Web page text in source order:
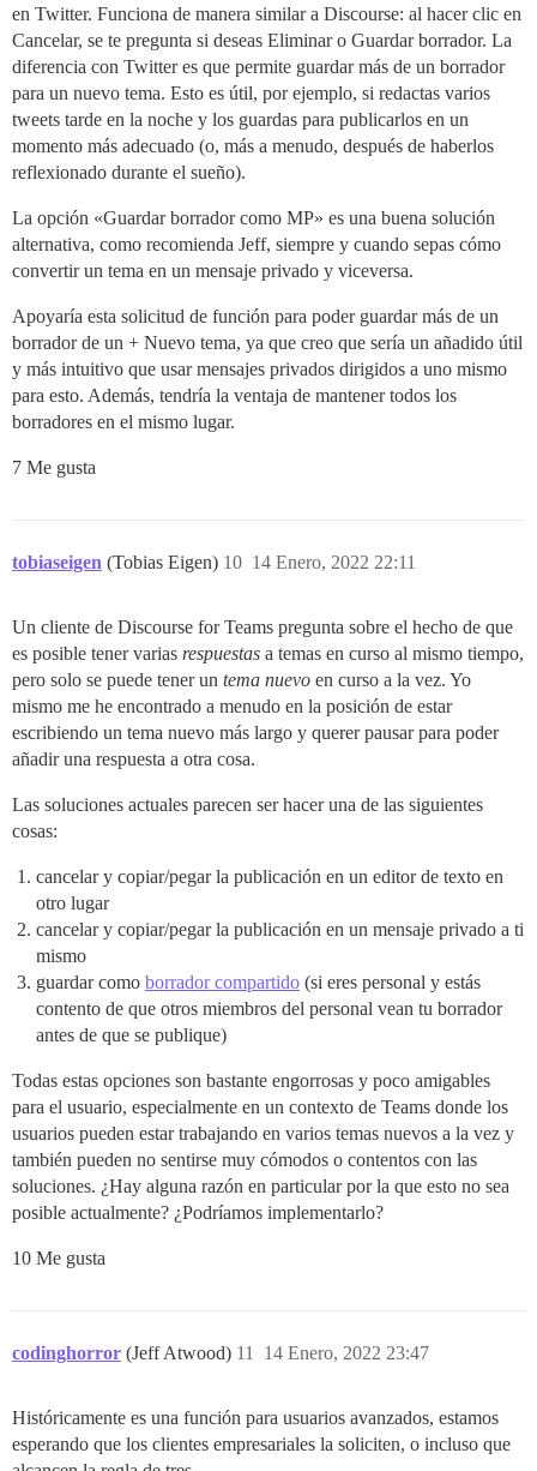
en Twitter. Funciona de manera similar a Discourse: al hacer clic en
Cancelar, se te pregunta si deseas Eliminar o Guardar borrador. La
diferencia con Twitter es que permite guardar más de un borrador
para un nuevo tema. Esto es útil, por ejemplo, si redactas varios
tweets tarde en la noche y los guardas para publicarlos en un
momento más adecuado (o, más a menudo, después de haberlos
reflexionado durante el sueño).
La opción «Guardar borrador como MP» es una buena solución
alternativa, como recomienda Jeff, siempre y cuando sepas cómo
convertir un tema en un mensaje privado y viceversa.
Apoyaría esta solicitud de función para poder guardar más de un
borrador de un + Nuevo tema, ya que creo que sería un añadido útil
y más intuitivo que usar mensajes privados dirigidos a uno mismo
para esto. Además, tendría la ventaja de mantener todos los
borradores en el mismo lugar.
7 Me gusta
tobiaseigen (Tobias Eigen) 14 Enero, 2022 22:11
10
Un cliente de Discourse for Teams pregunta sobre el hecho de que
es posible tener varias respuestas a temas en curso al mismo tiempo,
pero solo se puede tener un tema nuevo en curso a la vez. Yo
mismo me he encontrado a menudo en la posición de estar
escribiendo un tema nuevo más largo y querer pausar para poder
añadir una respuesta a otra cosa.
Las soluciones actuales parecen ser hacer una de las siguientes
cosas:
cancelar y copiar/pegar la publicación en un editor de texto en
otro lugar
cancelar y copiar/pegar la publicación en un mensaje privado a ti
mismo
guardar como borrador compartido (si eres personal y estás
contento de que otros miembros del personal vean tu borrador
antes de que se publique)
Todas estas opciones son bastante engorrosas y poco amigables
para el usuario, especialmente en un contexto de Teams donde los
usuarios pueden estar trabajando en varios temas nuevos a la vez y
también pueden no sentirse muy cómodos o contentos con las
soluciones. ¿Hay alguna razón en particular por la que esto no sea
posible actualmente? ¿Podríamos implementarlo?
10 Me gusta
codinghorror (Jeff Atwood) 14 Enero, 2022 23:47
11
Históricamente es una función para usuarios avanzados, estamos
esperando que los clientes empresariales la soliciten, o incluso que